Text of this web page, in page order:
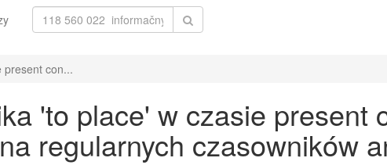
present con...
'to place' w czasie present
regularnych czasowników